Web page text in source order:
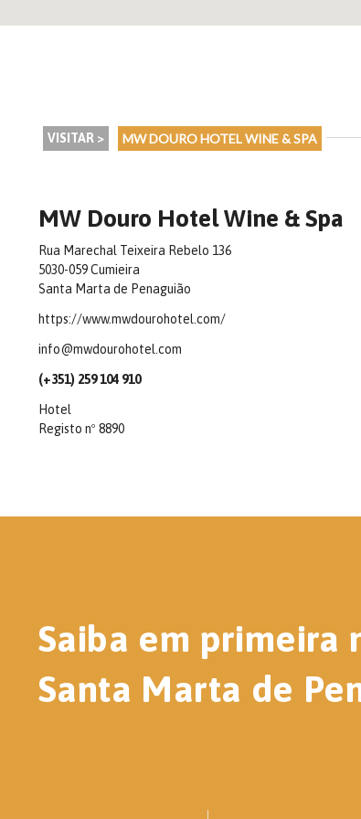
VISITAR > MW DOURO HOTEL WINE & SPA
MW Douro Hotel Wine & Spa
Rua Marechal Teixeira Rebelo 136
5030-059 Cumieira
Santa Marta de Penaguião
https://www.mwdourohotel.com/
info@mwdourohotel.com
(+351) 259 104 910
Hotel
Registo nº 8890
Saiba em primeira
Santa Marta de